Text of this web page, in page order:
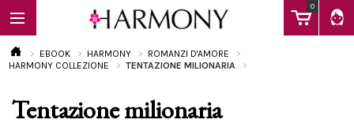
0
EBOOK
EBOOK HARMONY
ROMANZI D'AMORE
HARMONY COLLEZIONE
TENTAZIONE MILIONARIA
Tentazione milionaria